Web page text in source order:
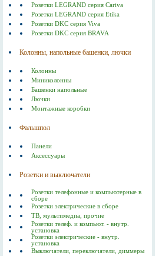
Розетки LEGRAND серия Cariva
Розетки LEGRAND серия Etika
Розетки DKC серия Viva
Розетки DKC серия BRAVA
Колонны, напольные башенки, лючки
Колонны
Миниколонны
Башенки напольные
Лючки
Монтажные коробки
Фальшпол
Панели
Аксессуары
Розетки и выключатели
Розетки телефонные и компьютерные в
сборе
Розетки электрические в сборе
ТВ, мультимедиа, прочие
Розетки телеф. и компьют. - внутр.
установка
Розетки электрические - внутр.
установка
Выключатели, переключатели, диммеры